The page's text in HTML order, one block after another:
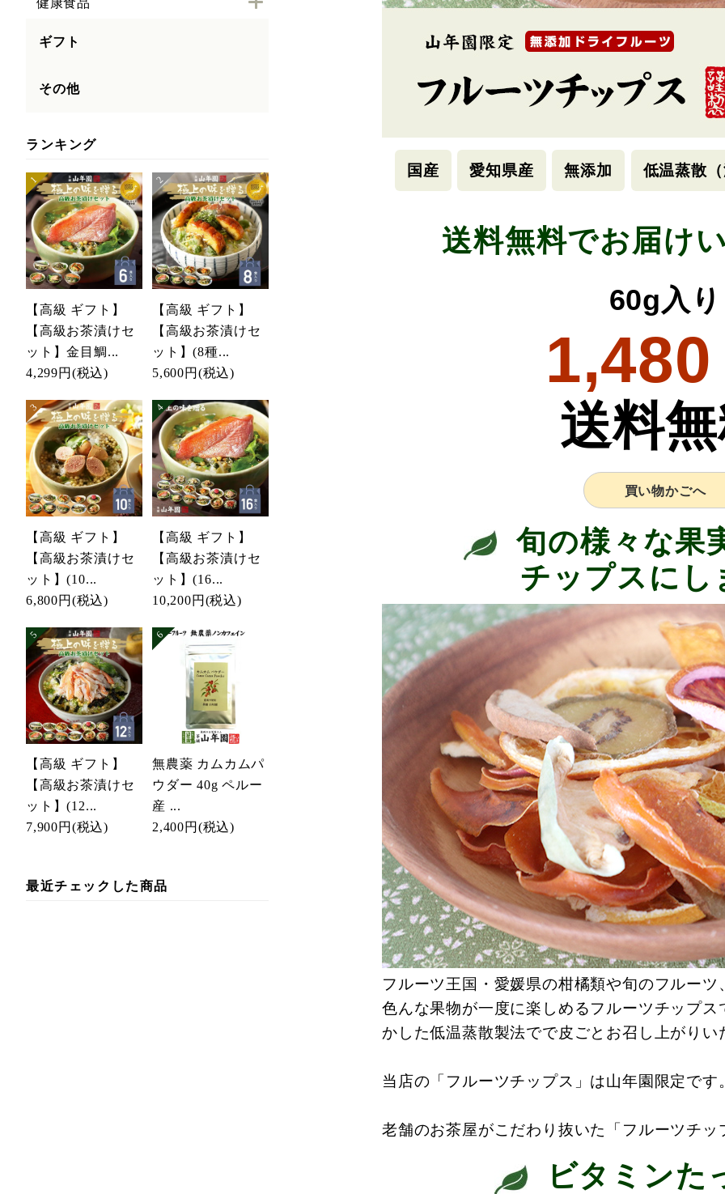
ギフト
その他
ランキング
【高級 ギフト】
【高級お茶漬けセ
ット】金目鯛...
4,299円 (税込)
【高級 ギフト】
【高級お茶漬けセ
ット】(8種...
5,600円 (税込)
【高級 ギフト】
【高級お茶漬けセ
ット】(10...
6,800円 (税込)
【高級 ギフト】
【高級お茶漬けセ
ット】(16...
10,200円 (税込)
【高級 ギフト】
【高級お茶漬けセ
ット】(12...
7,900円 (税込)
無農薬 カムカムパ
ウダー 40g ペルー
産 ...
2,400円 (税込)
最近チェックした商品
国産 愛知県産 無添加 低温蒸散
送料無料でお届け
60g入り
1,480
送料
買い物かごへ
旬の様々な果
チップスにし
フルーツ王国・愛媛県の柑橘類や旬のフルー
色んな果物が一度に楽しめるフルーツチップ
かした低温蒸散製法でで皮ごとお召し上がりい
当店の「フルーツチップス」は山年園限定です
老舗のお茶屋がこだわり抜いた「フルーツチ
ビタミンた